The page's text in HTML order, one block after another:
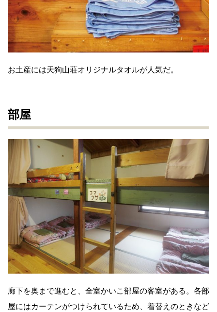
お土産には天狗山荘オリジナルタオルが人気だ。
部屋
廊下を奥まで進むと、全室かいこ部屋の客室がある。各部
屋にはカーテンがつけられているため、着替えのときなど